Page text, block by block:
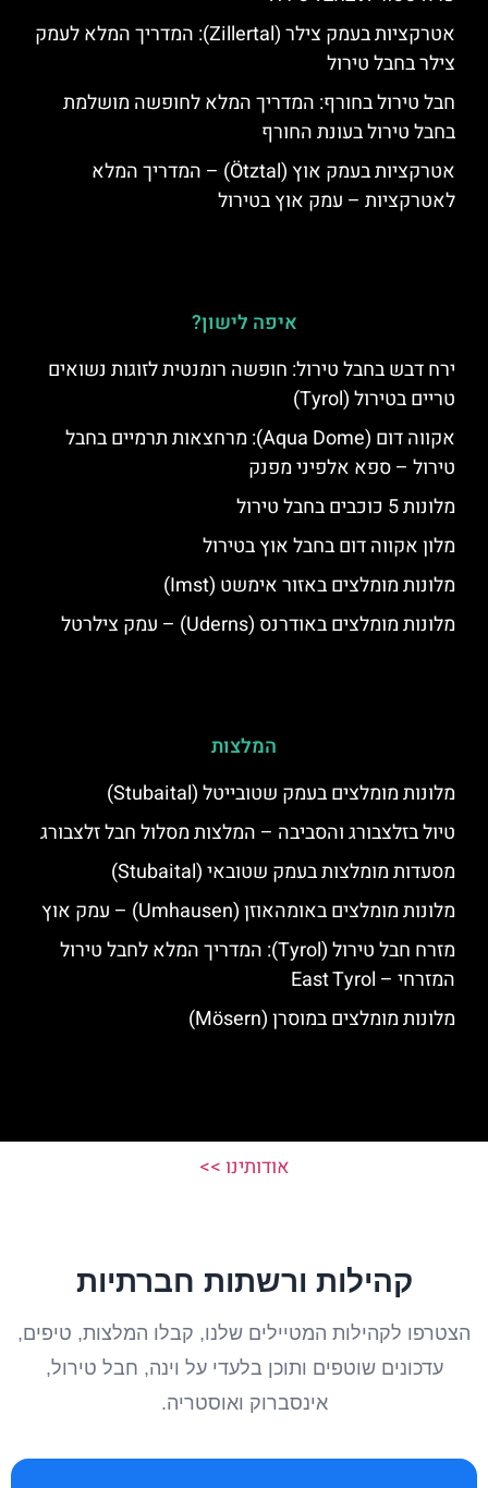
אטרקציות בעמק צילר (Zillertal): המדריך המלא לעמק
צילר בחבל טירול
חבל טירול בחורף: המדריך המלא לחופשה מושלמת
בחבל טירול בעונת החורף
אטרקציות בעמק אוץ (Ötztal) – המדריך המלא
לאטרקציות – עמק אוץ בטירול
איפה לישון?
ירח דבש בחבל טירול: חופשה רומנטית לזוגות נשואים
טריים בטירול (Tyrol)
אקווה דום (Aqua Dome): מרחצאות תרמיים בחבל
טירול – ספא אלפיני מפנק
מלונות 5 כוכבים בחבל טירול
מלון אקווה דום בחבל אוץ בטירול
מלונות מומלצים באזור אימשט (Imst)
מלונות מומלצים באודרנס (Uderns) – עמק צילרטל
המלצות
מלונות מומלצים בעמק שטובייטל (Stubaital)
טיול בזלצבורג והסביבה – המלצות מסלול חבל זלצבורג
מסעדות מומלצות בעמק שטובאי (Stubaital)
מלונות מומלצים באומהאוזן (Umhausen) – עמק אוץ
מזרח חבל טירול (Tyrol): המדריך המלא לחבל טירול
המזרחי – East Tyrol
מלונות מומלצים במוסרן (Mösern)
אודותינו >>
קהילות ורשתות חברתיות
הצטרפו לקהילות המטיילים שלנו, קבלו המלצות, טיפים,
עדכונים שוטפים ותוכן בלעדי על וינה, חבל טירול,
אינסברוק ואוסטריה.